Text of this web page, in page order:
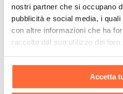
nostri partner che si occupano
pubblicità e social media, i
con altre informazioni che ha
raccolto dal suo utilizzo dei loro
Accetta